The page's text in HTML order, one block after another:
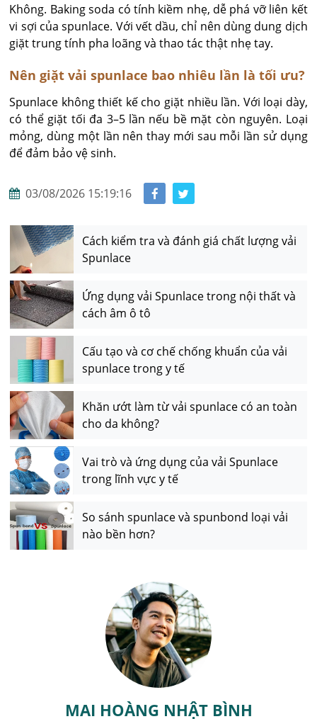
Không. Baking soda có tính kiềm nhẹ, dễ phá vỡ liên kết
vi sợi của spunlace. Với vết dầu, chỉ nên dùng dung dịch
giặt trung tính pha loãng và thao tác thật nhẹ tay.
Nên giặt vải spunlace bao nhiêu lần là tối ưu?
Spunlace không thiết kế cho giặt nhiều lần. Với loại dày,
có thể giặt tối đa 3–5 lần nếu bề mặt còn nguyên. Loại
mỏng, dùng một lần nên thay mới sau mỗi lần sử dụng
để đảm bảo vệ sinh.
03/08/2026 15:19:16
Cách kiểm tra và đánh giá chất lượng vải
Spunlace
Ứng dụng vải Spunlace trong nội thất và
cách âm ô tô
Cấu tạo và cơ chế chống khuẩn của vải
spunlace trong y tế
Khăn ướt làm từ vải spunlace có an toàn
cho da không?
Vai trò và ứng dụng của vải Spunlace
trong lĩnh vực y tế
So sánh spunlace và spunbond loại vải
nào bền hơn?
MAI HOÀNG NHẬT BÌNH